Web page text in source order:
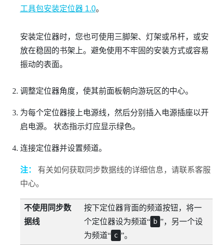
工具包安装定位器 1.0。
安装定位器时，您也可使用三脚架、灯架或吊杆，或安
放在稳固的书架上。避免使用不牢固的安装方式或容易
振动的表面。
调整定位器角度，使其前面板朝向游玩区的中心。
为每个定位器接上电源线，然后分别插入电源插座以开
启电源。 状态指示灯应显示绿色。
连接定位器并设置频道。
注：
有关如何获取同步数据线的详细信息，请联系客服
中心。
不使用同步数
据线
按下定位器背面的频道按钮，将一
个定位器设为频道​“‍ b ”，另一个设
为频道​“‍ c ”。